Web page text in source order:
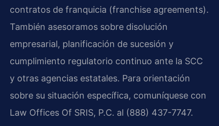
contratos de franquicia (franchise agreements).
También asesoramos sobre disolución
empresarial, planificación de sucesión y
cumplimiento regulatorio continuo ante la SCC
y otras agencias estatales. Para orientación
sobre su situación específica, comuníquese con
Law Offices Of SRIS, P.C. al (888) 437-7747.